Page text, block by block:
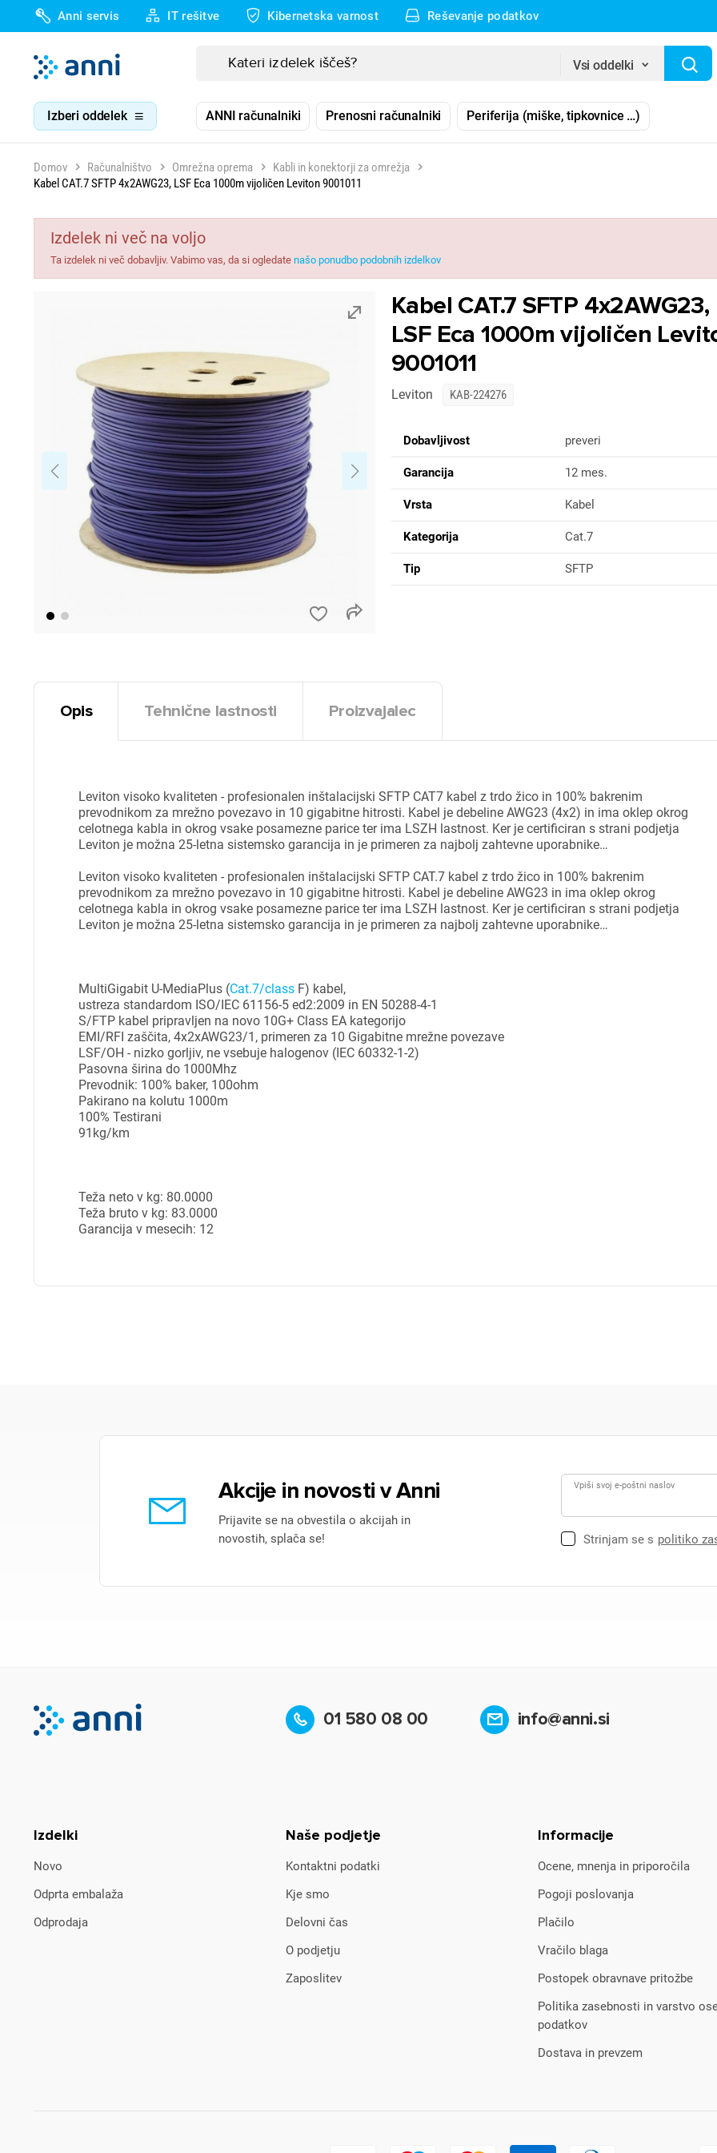
Anni servis IT rešitve Kibernetska varnost Reševanje podatkov
Vsi oddelki
Izberi oddelek ANNI računalniki Prenosni računalniki Periferija (miške, tipkovnice …)
Domov Računalništvo Omrežna oprema
Kabli in konektorji za omrežja
Kabel CAT.7 SFTP 4x2AWG23, LSF Eca 1000m vijoličen Leviton 9001011
Izdelek ni več na voljo
Ta izdelek ni več dobavljiv. Vabimo vas, da si ogledate našo ponudbo podobnih izdelkov
Kabel CAT.7 SFTP 4x2AWG23,
LSF Eca 1000m vijoličen
9001011
Leviton KAB-224276
Dobavljivost preveri
Garancija 12 mes.
Vrsta Kabel
Kategorija Cat.7
Tip SFTP
Opis Tehnične lastnosti Proizvajalec
Leviton visoko kvaliteten - profesionalen inštalacijski SFTP CAT7 kabel z trdo žico in 100% bakrenim
prevodnikom za mrežno povezavo in 10 gigabitne hitrosti. Kabel je debeline AWG23 (4x2) in ima oklep okrog
celotnega kabla in okrog vsake posamezne parice ter ima LSZH lastnost. Ker je certificiran s strani podjetja
Leviton je možna 25-letna sistemsko garancija in je primeren za najbolj zahtevne uporabnike…
Leviton visoko kvaliteten - profesionalen inštalacijski SFTP CAT.7 kabel z trdo žico in 100% bakrenim
prevodnikom za mrežno povezavo in 10 gigabitne hitrosti. Kabel je debeline AWG23 in ima oklep okrog
celotnega kabla in okrog vsake posamezne parice ter ima LSZH lastnost. Ker je certificiran s strani podjetja
Leviton je možna 25-letna sistemsko garancija in je primeren za najbolj zahtevne uporabnike…
MultiGigabit U-MediaPlus (Cat.7/class F) kabel,
ustreza standardom ISO/IEC 61156-5 ed2:2009 in EN 50288-4-1
S/FTP kabel pripravljen na novo 10G+ Class EA kategorijo
EMI/RFI zaščita, 4x2xAWG23/1, primeren za 10 Gigabitne mrežne povezave
LSF/OH - nizko gorljiv, ne vsebuje halogenov (IEC 60332-1-2)
Pasovna širina do 1000Mhz
Prevodnik: 100% baker, 100ohm
Pakirano na kolutu 1000m
100% Testirani
91kg/km
Teža neto v kg: 80.0000
Teža bruto v kg: 83.0000
Garancija v mesecih: 12
Akcije in novosti v Anni
Prijavite se na obvestila o akcijah in
novostih, splača se!
Vpiši svoj e-poštni naslov
Strinjam se s politiko
01 580 08 00 info@anni.si
Izdelki
Novo
Odprta embalaža
Odprodaja
Naše podjetje
Kontaktni podatki
Kje smo
Delovni čas
O podjetju
Zaposlitev
Informacije
Ocene, mnenja in priporočila
Pogoji poslovanja
Plačilo
Vračilo blaga
Postopek obravnave pritožbe
Politika zasebnosti in varstvo
podatkov
Dostava in prevzem